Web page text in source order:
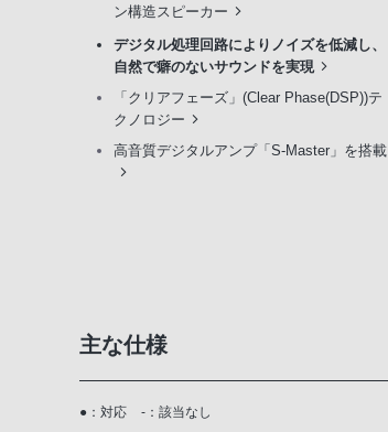
ン構造スピーカー
デジタル処理回路によりノイズを低減し、
自然で癖のないサウンドを実現
「クリアフェーズ」(Clear Phase(DSP))テ
クノロジー
高音質デジタルアンプ「S-Master」を搭載
主な仕様
●：対応 -：該当なし